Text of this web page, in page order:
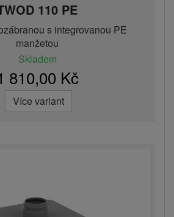
110 PE
s integrovanou PE
manžetou
Skladem
810,00 Kč
Více variant